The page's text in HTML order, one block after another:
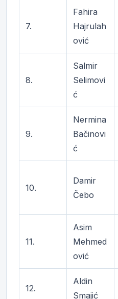
7.
Fahira
Hajrulah
ović
8.
Salmir
Selimovi
ć
9.
Nermina
Bačinovi
ć
10.
Damir
Čebo
11.
Asim
Mehmed
ović
12.
Aldin
Smajić